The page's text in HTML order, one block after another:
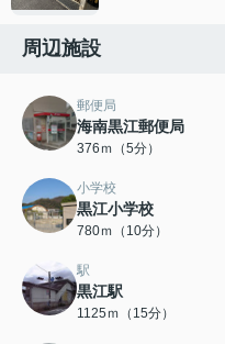
周辺施設
郵便局
海南黒江郵便局
376ｍ（5分）
小学校
黒江小学校
780ｍ（10分）
駅
黒江駅
1125ｍ（15分）